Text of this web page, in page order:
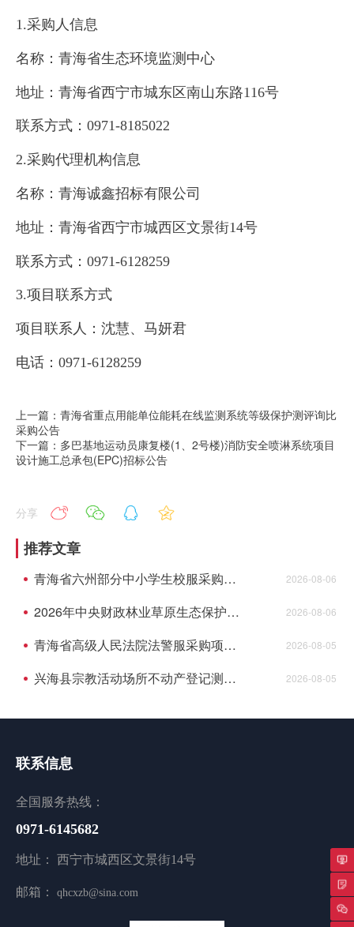
1.采购人信息
名称：青海省生态环境监测中心
地址：青海省西宁市城东区南山东路116号
联系方式：0971-8185022
2.采购代理机构信息
名称：青海诚鑫招标有限公司
地址：青海省西宁市城西区文景街14号
联系方式：0971-6128259
3.项目联系方式
项目联系人：沈慧、马妍君
电话：0971-6128259
上一篇：青海省重点用能单位能耗在线监测系统等级保护测评询比
采购公告
下一篇：多巴基地运动员康复楼(1、2号楼)消防安全喷淋系统项目
设计施工总承包(EPC)招标公告
分享
推荐文章
青海省六州部分中小学生校服采购项目的更正公告 2026-08-06
2026年中央财政林业草原生态保护恢复资金青海湖国家级自然保护区能力建设项目项目监理成交结果公告 2026-08-06
青海省高级人民法院法警服采购项目的竞争性谈判公告 2026-08-05
兴海县宗教活动场所不动产登记测绘项目中标(成交)结果公告 2026-08-05
联系信息
全国服务热线：
0971-6145682
地址： 西宁市城西区文景街14号
邮箱： qhcxzb@sina.com
专